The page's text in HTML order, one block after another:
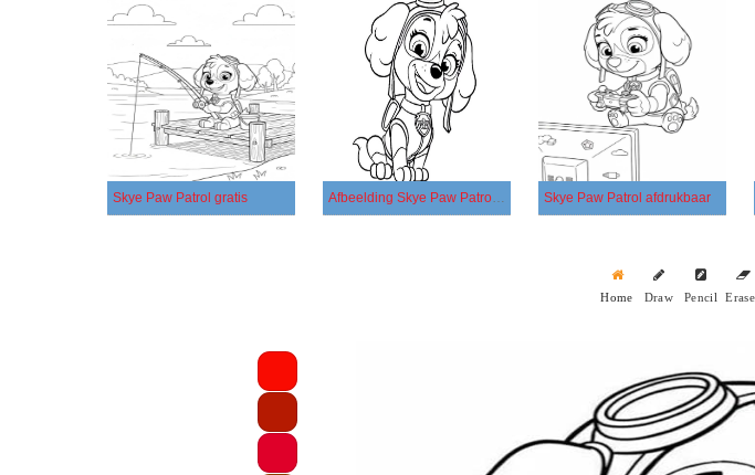
Skye Paw Patrol gratis Skye Paw Patrol afdrukbaar
Home Draw Pencil